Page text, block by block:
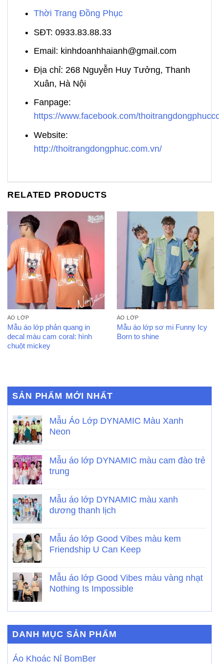
Thời Trang Đồng Phục
SĐT: 0933.83.88.33
Email: kinhdoanhhaianh@gmail.com
Địa chỉ: 268 Nguyễn Huy Tưởng, Thanh
Xuân, Hà Nội
Fanpage:
https://www.facebook.com/
Website:
http://thoitrangdongphuc.com.vn/
RELATED PRODUCTS
ÁO LỚP
Mẫu áo lớp phản quang in
decal màu cam coral: hình
chuột mickey
ÁO LỚP
Mẫu áo lớp sơ mi Funny Icy
Born to shine
SẢN PHẨM MỚI NHẤT
Mẫu Áo Lớp DYNAMIC Màu Xanh
Neon
Mẫu áo lớp DYNAMIC màu cam đào trẻ
trung
Mẫu áo lớp DYNAMIC màu xanh
dương thanh lịch
Mẫu áo lớp Good Vibes màu kem
Friendship U Can Keep
Mẫu áo lớp Good Vibes màu vàng nhạt
Nothing Is Impossible
DANH MỤC SẢN PHẨM
Áo Khoác Nỉ BomBer